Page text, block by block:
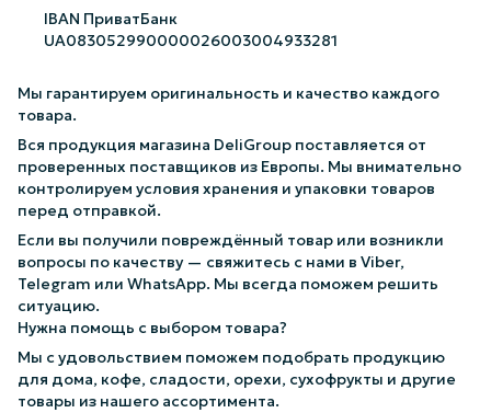
IBAN ПриватБанк
UA083052990000026003004933281
Мы гарантируем оригинальность и качество каждого
товара.
Вся продукция магазина DeliGroup поставляется от
проверенных поставщиков из Европы. Мы внимательно
контролируем условия хранения и упаковки товаров
перед отправкой.
Если вы получили повреждённый товар или возникли
вопросы по качеству — свяжитесь с нами в Viber,
Telegram или WhatsApp. Мы всегда поможем решить
ситуацию.
Нужна помощь с выбором товара?
Мы с удовольствием поможем подобрать продукцию
для дома, кофе, сладости, орехи, сухофрукты и другие
товары из нашего ассортимента.